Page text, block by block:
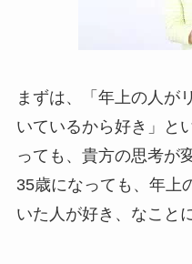
まずは、「年上の人が
いているから好き」と
っても、貴方の思考が
35歳になっても、年上
いた人が好き、なこと